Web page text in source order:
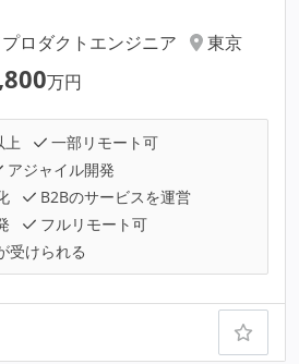
ロダクトエンジニア
東京
万円
上
一部リモート可
アジャイル開発
B2Bのサービスを運営
フルリモート可
受けられる